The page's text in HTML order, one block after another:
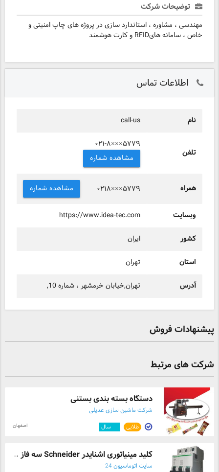
توضیحات شرکت
مهندسی ، مشاوره ، استاندارد سازی در پروژه های چاپ امنیتی و
خاص ، سامانه هایRFID و کارت هوشمند
اطلاعات تماس
نام call-us
تلفن
۰۲۱-۸×××۵۷۷۹
مشاهده شماره
همراه ۰۲۱۸×××۵۷۷۹ مشاهده شماره
وبسایت https://www.idea-tec.com
کشور ایران
استان تهران
آدرس تهران,خیابان خرمشهر ، شماره 10,
پیشنهادات فروش
شرکت های مرتبط
دستگاه بسته بندی بستنی
شرکت ماشین سازی عدیلی
طلایی سال اصفهان
کلید مینیاتوری اشنایدر Schneider سه فاز ...
سایت اتوماسیون 24